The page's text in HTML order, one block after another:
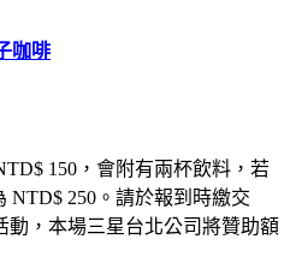
咖啡
150，會附有兩杯飲料，若
NTD$ 250。請於報到時繳交
動，本場三星台北公司將贊助額